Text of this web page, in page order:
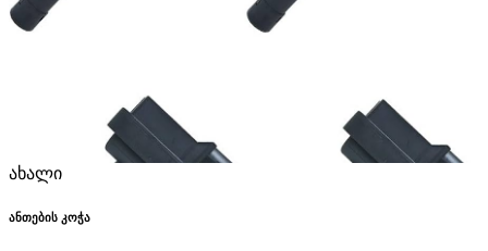
ახალი
ანთების კოჭა